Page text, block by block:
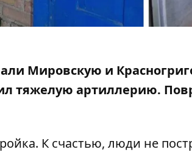
Мировскую и
тяжелую артиллерию.
К счастью, люди не